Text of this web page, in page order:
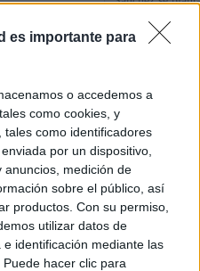
es importante para
o accedemos a
como cookies, y
como identificadores
por un dispositivo,
anuncios, medición de
sobre el público, así
productos. Con su permiso,
utilizar datos de
identificación mediante las
hacer clic para
Sánchez
y Cookies